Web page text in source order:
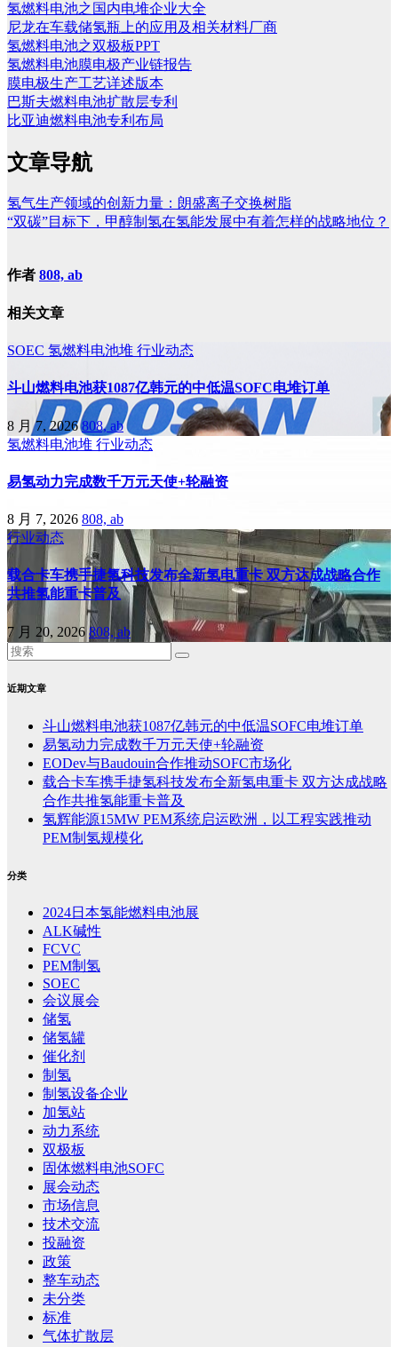
氢燃料电池之国内电堆企业大全
尼龙在车载储氢瓶上的应用及相关材料厂商
氢燃料电池之双极板PPT
氢燃料电池膜电极产业链报告
膜电极生产工艺详述版本
巴斯夫燃料电池扩散层专利
比亚迪燃料电池专利布局
文章导航
氢气生产领域的创新力量：朗盛离子交换树脂
“双碳”目标下，甲醇制氢在氢能发展中有着怎样的战略地位？
作者 808, ab
相关文章
SOEC 氢燃料电池堆 行业动态
斗山燃料电池获1087亿韩元的中低温SOFC电堆订单
8 月 7, 2026808, ab
氢燃料电池堆 行业动态
易氢动力完成数千万元天使+轮融资
8 月 7, 2026 808, ab
行业动态
载合卡车携手捷氢科技发布全新氢电重卡 双方达成战略合作
共推氢能重卡普及
7 月 20, 2026808, ab
近期文章
斗山燃料电池获1087亿韩元的中低温SOFC电堆订单
易氢动力完成数千万元天使+轮融资
EODev与Baudouin合作推动SOFC市场化
载合卡车携手捷氢科技发布全新氢电重卡 双方达成战略
合作共推氢能重卡普及
氢辉能源15MW PEM系统启运欧洲，以工程实践推动
PEM制氢规模化
分类
2024日本氢能燃料电池展
ALK碱性
FCVC
PEM制氢
SOEC
会议展会
储氢
储氢罐
催化剂
制氢
制氢设备企业
加氢站
动力系统
双极板
固体燃料电池SOFC
展会动态
市场信息
技术交流
投融资
政策
整车动态
未分类
标准
气体扩散层